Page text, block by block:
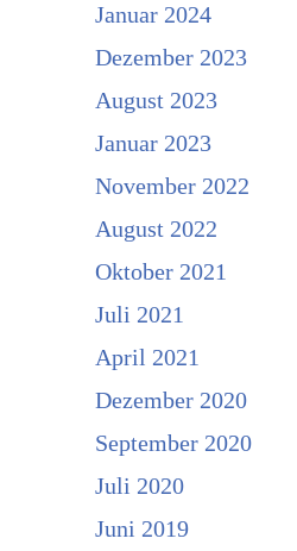
Januar 2024
Dezember 2023
August 2023
Januar 2023
November 2022
August 2022
Oktober 2021
Juli 2021
April 2021
Dezember 2020
September 2020
Juli 2020
Juni 2019